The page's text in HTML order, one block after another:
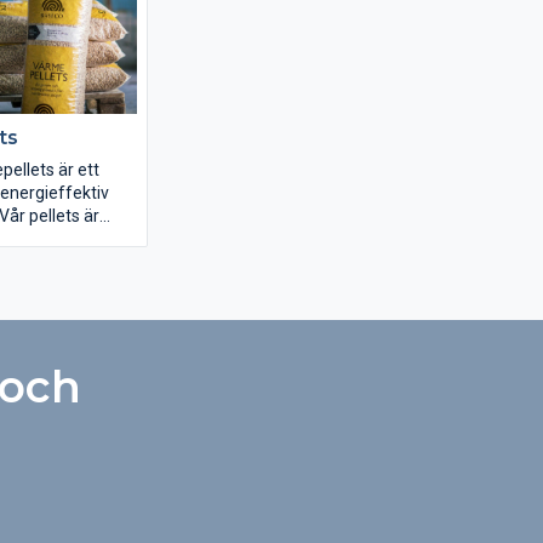
eller
i vit, snövit, svart
är ett
pellets är